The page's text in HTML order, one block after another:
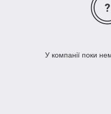
У компанії поки